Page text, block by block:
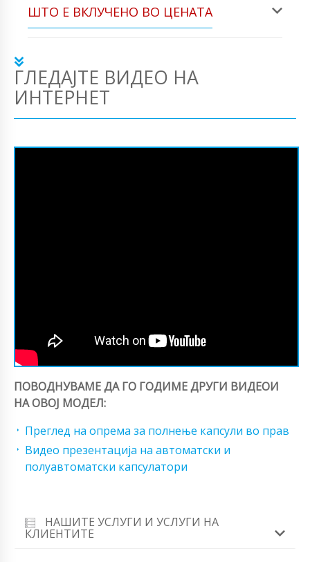
ШТО Е ВКЛУЧЕНО ВО ЦЕНАТА
ГЛЕДАЈТЕ ВИДЕО НА
ИНТЕРНЕТ
ПОВОДНУВАМЕ ДА ГО ГОДИМЕ ДРУГИ ВИДЕОИ
НА ОВОЈ МОДЕЛ:
Преглед на опрема за полнење капсули во прав
Видео презентација на автоматски и
полуавтоматски капсулатори
НАШИТЕ УСЛУГИ И УСЛУГИ НА
КЛИЕНТИТЕ